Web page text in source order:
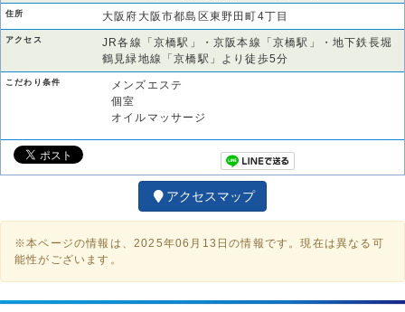
住所 大阪府大阪市都島区東野田町4丁目
アクセス
JR各線「京橋駅」・京阪本線「京橋駅」・地下鉄長堀
鶴見緑地線「京橋駅」より徒歩5分
こだわり条件
メンズエステ
個室
オイルマッサージ
アクセスマップ
※本ページの情報は、2025年06月13日の情報です。現在は異なる可
能性がございます。